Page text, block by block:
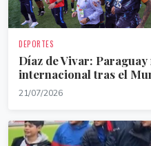
DEPORTES
Díaz de Vivar:
internacional tras el
21/07/2026